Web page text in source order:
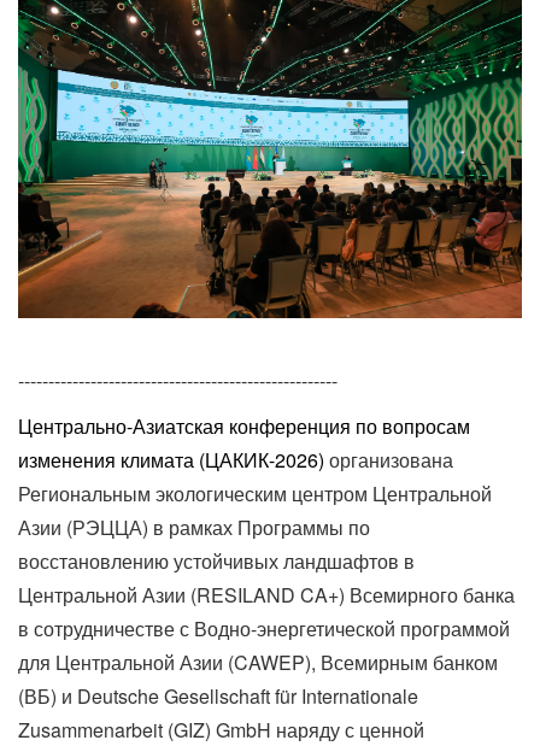
-----------------------------------------------------
Центрально-Азиатская конференция по вопросам
изменения климата (ЦАКИК-2026) организована
Региональным экологическим центром Центральной
Азии (РЭЦЦА) в рамках Программы по
восстановлению устойчивых ландшафтов в
Центральной Азии (RESILAND CA+) Всемирного банка
в сотрудничестве с Водно-энергетической программой
для Центральной Азии (CAWEP), Всемирным банком
(ВБ) и Deutsche Gesellschaft für Internationale
Zusammenarbeit (GIZ) GmbH наряду с ценной